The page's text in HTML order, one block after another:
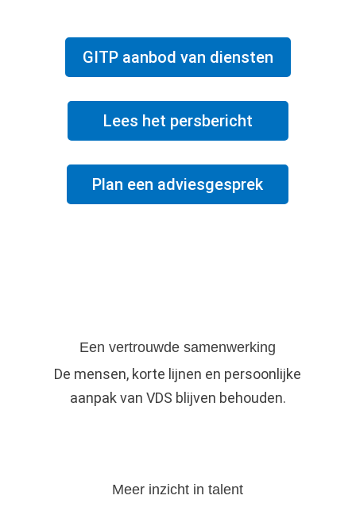
GITP aanbod van diensten
Lees het persbericht
Plan een adviesgesprek
Een vertrouwde samenwerking
De mensen, korte lijnen en persoonlijke
aanpak van VDS blijven behouden.
Meer inzicht in talent